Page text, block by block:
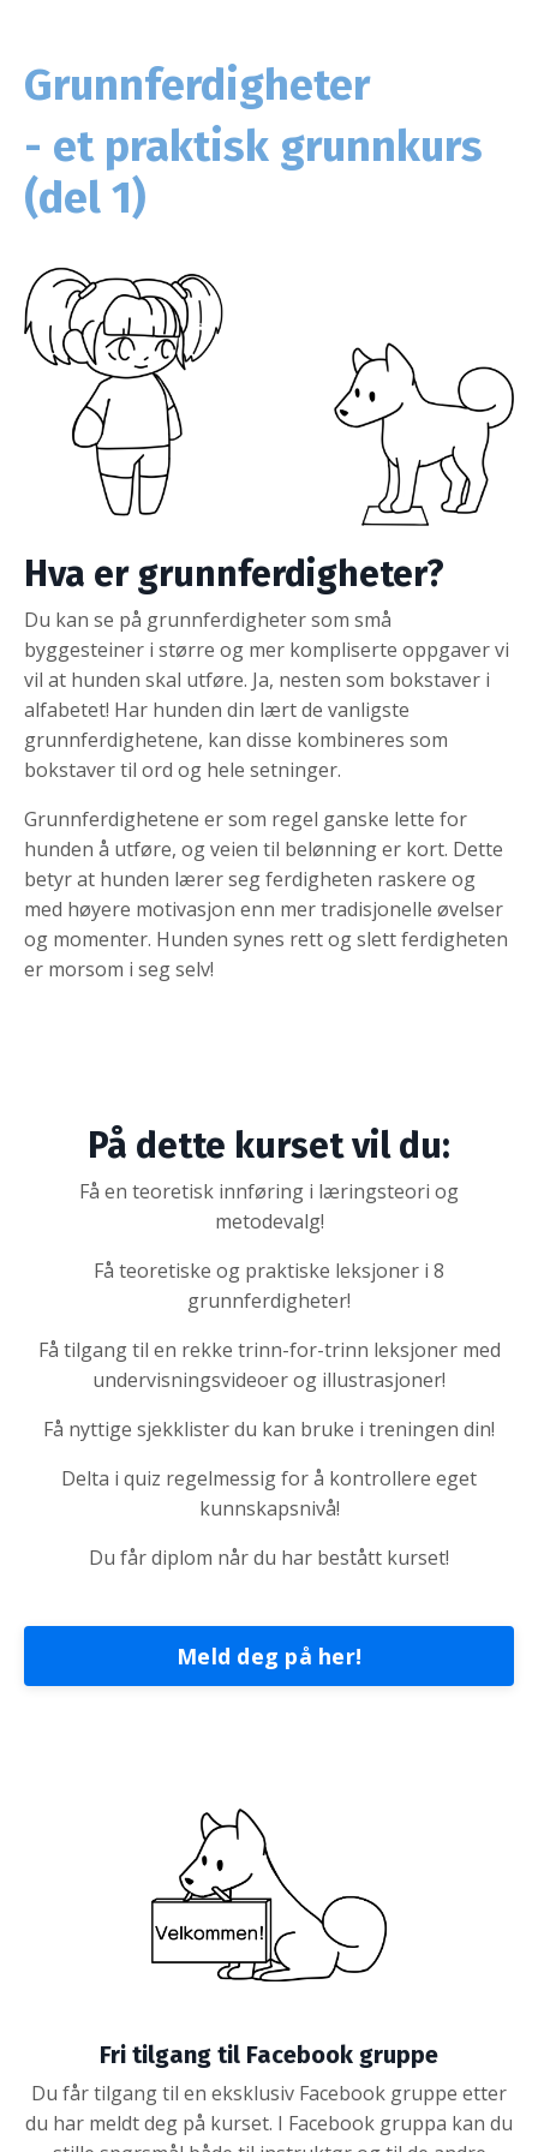
Grunnferdigheter
- et praktisk grunnkurs
(del 1)
Hva er grunnferdigheter?
Du kan se på grunnferdigheter som små
byggesteiner i større og mer kompliserte oppgaver vi
vil at hunden skal utføre. Ja, nesten som bokstaver i
alfabetet! Har hunden din lært de vanligste
grunnferdighetene, kan disse kombineres som
bokstaver til ord og hele setninger.
Grunnferdighetene er som regel ganske lette for
hunden å utføre, og veien til belønning er kort. Dette
betyr at hunden lærer seg ferdigheten raskere og
med høyere motivasjon enn mer tradisjonelle øvelser
og momenter. Hunden synes rett og slett ferdigheten
er morsom i seg selv!
På dette kurset vil du:
Få en teoretisk innføring i læringsteori og
metodevalg!
Få teoretiske og praktiske leksjoner i 8
grunnferdigheter!
Få tilgang til en rekke trinn-for-trinn leksjoner med
undervisningsvideoer og illustrasjoner!
Få nyttige sjekklister du kan bruke i treningen din!
Delta i quiz regelmessig for å kontrollere eget
kunnskapsnivå!
Du får diplom når du har bestått kurset!
Meld deg på her!
Fri tilgang til Facebook gruppe
Du får tilgang til en eksklusiv Facebook gruppe etter
du har meldt deg på kurset. I Facebook gruppa kan du